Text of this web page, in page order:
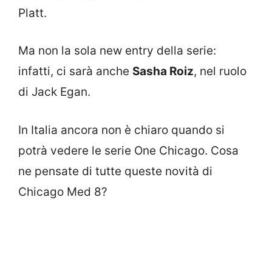
Platt.
Ma non la sola new entry della serie:
infatti, ci sarà anche Sasha Roiz, nel ruolo
di Jack Egan.
In Italia ancora non è chiaro quando si
potrà vedere le serie One Chicago. Cosa
ne pensate di tutte queste novità di
Chicago Med 8?